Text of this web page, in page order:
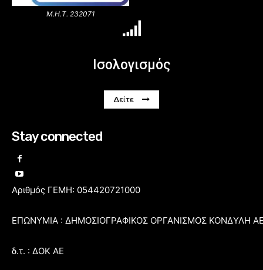
Μ.Η.Τ. 232071
Ισολογισμός
Δείτε
Stay connected
Αριθμός ΓΕΜΗ: 054420721000
ΕΠΩΝΥΜΙΑ : ΔΗΜΟΣΙΟΓΡΑΦΙΚΟΣ ΟΡΓΑΝΙΣΜΟΣ ΚΟΝΔΥΛΗ
δ.τ. : ΔΟΚ ΑΕ